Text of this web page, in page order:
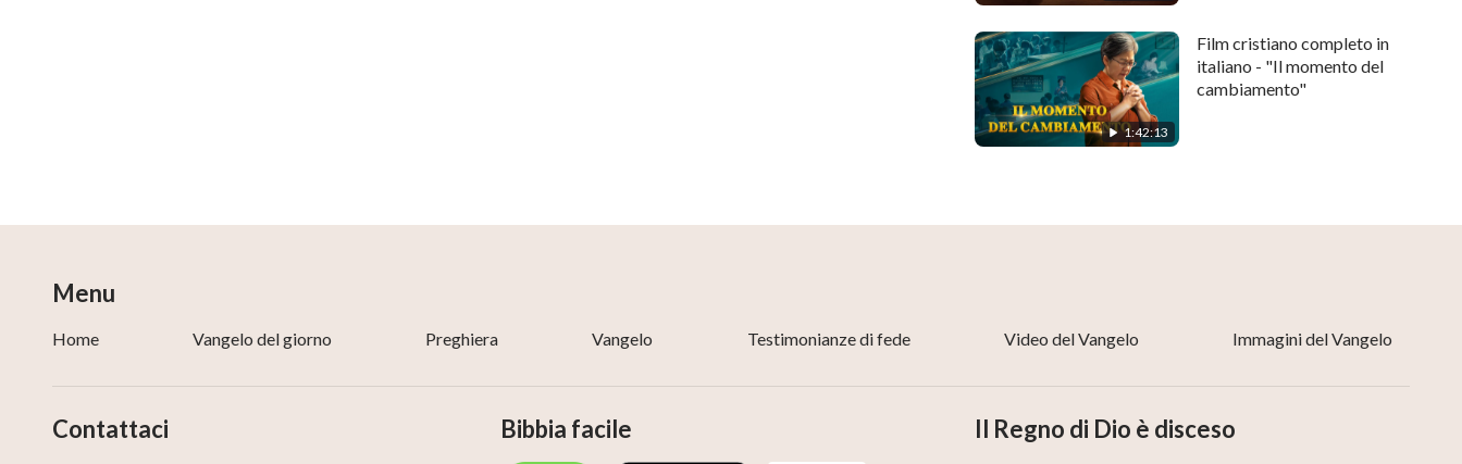
1:42:13
Film cristiano completo in
italiano - "Il momento del
cambiamento"
Menu
Home Vangelo del giorno Preghiera Vangelo Testimonianze di fede Video del Vangelo Immagini del Vangelo
Contattaci Bibbia facile Il Regno di Dio è disceso